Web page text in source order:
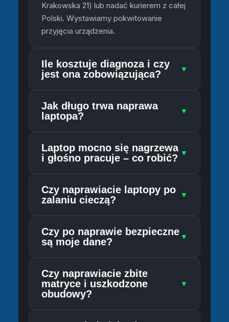
Krakowska 21) lub nadać kurierem z całej
Polski. Wystawiamy pokwitowanie
przyjęcia urządzenia.
Ile kosztuje diagnoza i czy
jest ona zobowiązująca?
▼
Jak długo trwa naprawa
laptopa?
▼
Laptop mocno się nagrzewa
i głośno pracuje – co robić? ▼
Czy naprawiacie laptopy po
zalaniu cieczą?
▼
Czy po naprawie bezpieczne
są moje dane?
▼
Czy naprawiacie zbite
matryce i uszkodzone
obudowy?
▼